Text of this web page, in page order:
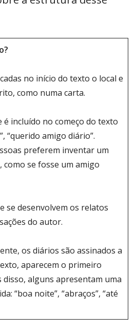
no início do texto o local e
como numa carta.
é incluído no começo do texto
“querido amigo diário”.
preferem inventar um
como se fosse um amigo
se desenvolvem os relatos
do autor.
os diários são assinados a
aparecem o primeiro
alguns apresentam uma
“boa noite”, “abraços”, “até